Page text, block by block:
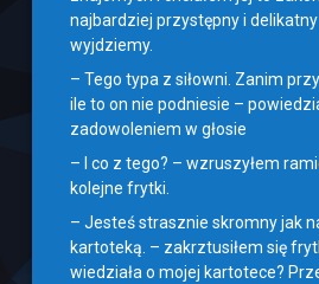
najbardziej przystępny i
wyjdziemy.
– Tego typa z siłowni. Zanim
ile to on nie podniesie –
zadowoleniem w głosie
– I co z tego? – wzruszyłem
kolejne frytki.
– Jesteś strasznie skromny jak
kartoteką. – zakrztusiłem się
wiedziała o mojej kartotece?